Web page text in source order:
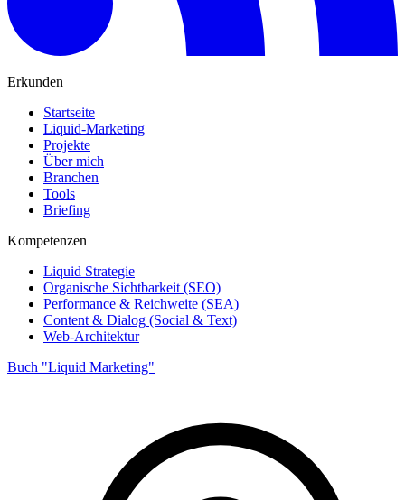
Erkunden
Startseite
Liquid-Marketing
Projekte
Über mich
Branchen
Tools
Briefing
Kompetenzen
Liquid Strategie
Organische Sichtbarkeit (SEO)
Performance & Reichweite (SEA)
Content & Dialog (Social & Text)
Web-Architektur
Buch "Liquid Marketing"